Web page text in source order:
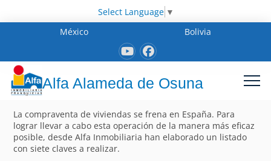
Select Language ▼
México
Bolivia
Alfa Alameda de Osuna
La compraventa de viviendas se frena en España. Para
lograr llevar a cabo esta operación de la manera más eficaz
posible, desde Alfa Inmobiliaria han elaborado un listado
con siete claves a realizar.